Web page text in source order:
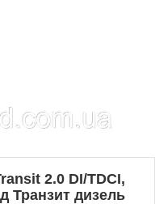
2.0 DI/TDCI,
Транзит дизель